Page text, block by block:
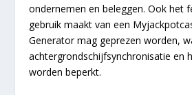
ondernemen en beleggen. Ook het
gebruik maakt van een
Generator mag geprezen worden,
achtergrondschijfsynchronisatie en
worden beperkt.